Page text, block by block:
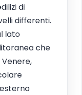
di
differenti.
lato
che
Venere,